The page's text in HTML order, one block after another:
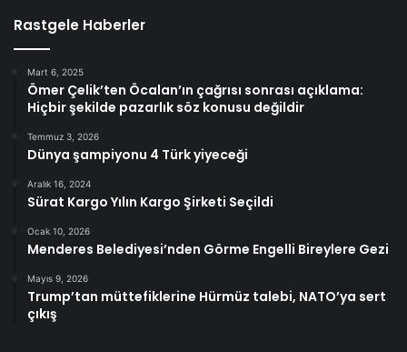
Rastgele Haberler
Mart 6, 2025
Ömer Çelik’ten Öcalan’ın çağrısı sonrası açıklama:
Hiçbir şekilde pazarlık söz konusu değildir
Temmuz 3, 2026
Dünya şampiyonu 4 Türk yiyeceği
Aralık 16, 2024
Sürat Kargo Yılın Kargo Şirketi Seçildi
Ocak 10, 2026
Menderes Belediyesi’nden Görme Engelli Bireylere Gezi
Mayıs 9, 2026
Trump’tan müttefiklerine Hürmüz talebi, NATO’ya sert
çıkış